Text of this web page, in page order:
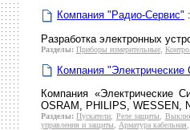
Компания "Радио-Сервис"
Разработка электронных
Разделы: Приборы измерительные
Компания "Электрические
Компания «Электрические
OSRAM, PHILIPS, WESSEN,
Разделы: Пускатели Реле защиты
управления и защиты
Арматура кабельная